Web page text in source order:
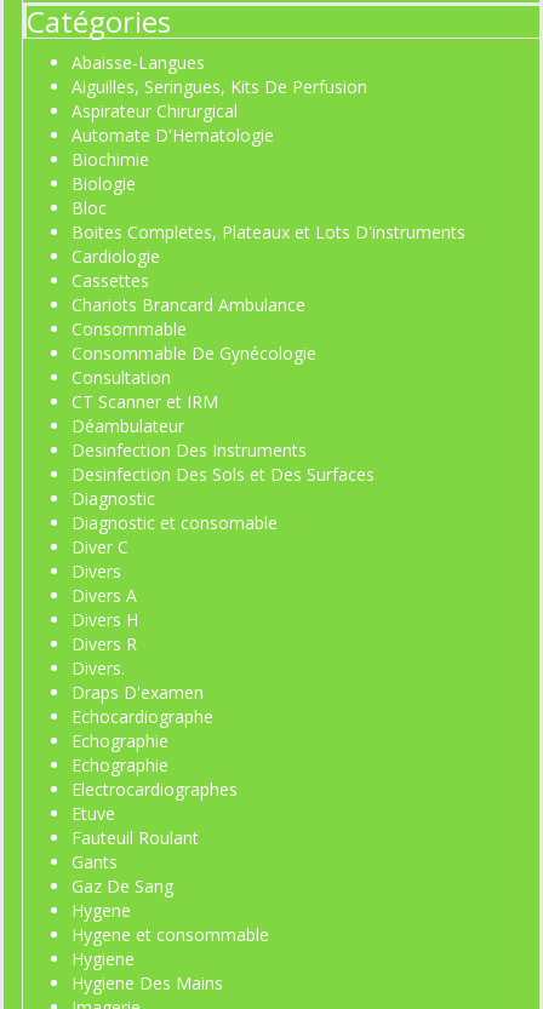
Catégories
Abaisse-Langues
Aiguilles, Seringues, Kits De Perfusion
Aspirateur Chirurgical
Automate D'Hematologie
Biochimie
Biologie
Bloc
Boites Completes, Plateaux et Lots D'instruments
Cardiologie
Cassettes
Chariots Brancard Ambulance
Consommable
Consommable De Gynécologie
Consultation
CT Scanner et IRM
Déambulateur
Desinfection Des Instruments
Desinfection Des Sols et Des Surfaces
Diagnostic
Diagnostic et consomable
Diver C
Divers
Divers A
Divers H
Divers R
Divers.
Draps D'examen
Echocardiographe
Echographie
Echographie
Electrocardiographes
Etuve
Fauteuil Roulant
Gants
Gaz De Sang
Hygene
Hygene et consommable
Hygiene
Hygiene Des Mains